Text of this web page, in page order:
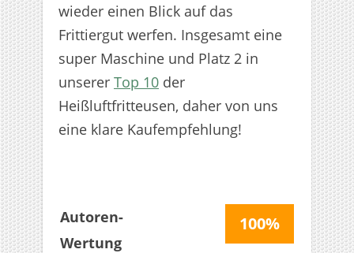
wieder einen Blick auf das
Frittiergut werfen. Insgesamt eine
super Maschine und Platz 2 in
unserer Top 10 der
Heißluftfritteusen, daher von uns
eine klare Kaufempfehlung!
Autoren-
Wertung
100%